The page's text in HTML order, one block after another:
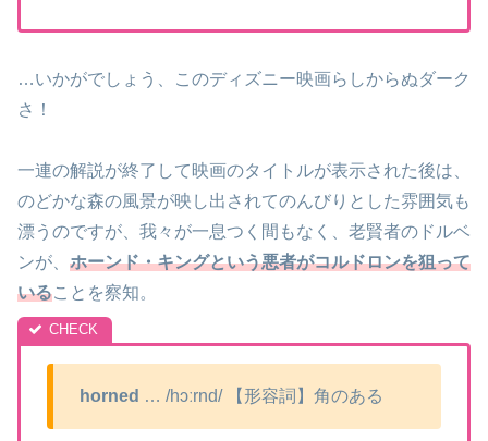
…いかがでしょう、このディズニー映画らしからぬダーク
さ！
一連の解説が終了して映画のタイトルが表示された後は、
のどかな森の風景が映し出されてのんびりとした雰囲気も
漂うのですが、我々が一息つく間もなく、老賢者のドルベ
ンが、 ホーンド・キングという悪者がコルドロンを狙って
いることを察知。
horned … /hɔːrnd/ 【形容詞】角のある